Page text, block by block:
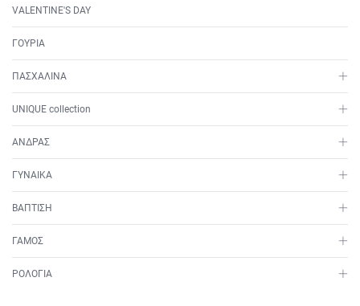
VALENTINE'S DAY
ΓΟΥΡΙΑ
ΠΑΣΧΑΛΙΝΑ
UNIQUE collection
ΑΝΔΡΑΣ
ΓΥΝΑΙΚΑ
ΒΑΠΤΙΣΗ
ΓΑΜΟΣ
ΡΟΛΟΓΙΑ